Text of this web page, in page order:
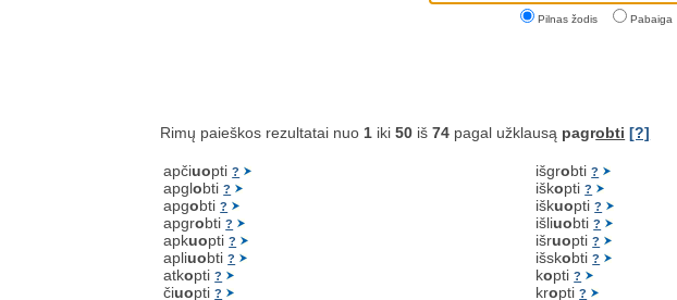
Pilnas žodis Pabaiga
Rimų paieškos rezultatai nuo 1 iki50 iš74 pagal užklausą pagrobti [?]
apčiuopti?
apglobti?
apgobti?
apgrobti?
apkuopti?
apliuobti?
atkopti?
čiuopti?
išgrobti?
iškopti?
iškuopti?
išliuobti?
išruopti?
išskobti?
kopti?
kropti?